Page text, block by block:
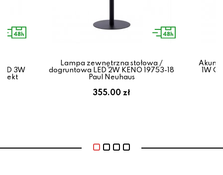
3W
Lampa zewnętrzna stołowa /
dogruntowa LED 2W KENO 19753-18
Paul Neuhaus
355.00 zł
1W